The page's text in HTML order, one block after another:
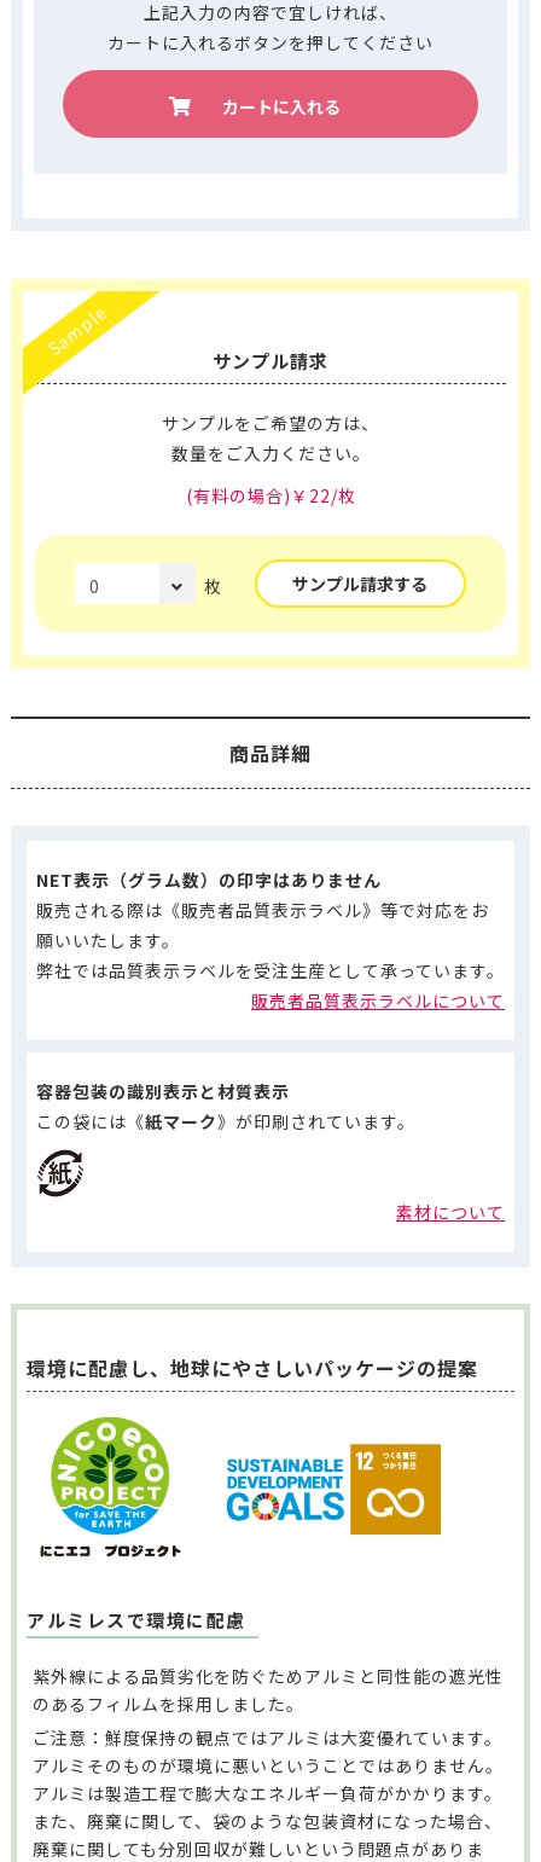
上記入力の内容で宜しければ、
カートに入れるボタンを押してください
カートに入れる
Sample
サンプル請求
サンプルをご希望の方は、
数量をご入力ください。
(有料の場合)￥22/枚
枚 サンプル請求する
商品詳細
NET表示（グラム数）の印字はありません
販売される際は《販売者品質表示ラベル》等で対応をお
願いいたします。
弊社では品質表示ラベルを受注生産として承っています。
販売者品質表示ラベルについて
容器包装の識別表示と材質表示
この袋には《紙マーク》が印刷されています。
素材について
環境に配慮し、地球にやさしいパッケージの提案
アルミレスで環境に配慮
紫外線による品質劣化を防ぐためアルミと同性能の遮光性
のあるフィルムを採用しました。
ご注意：鮮度保持の観点ではアルミは大変優れています。
アルミそのものが環境に悪いということではありません。
アルミは製造工程で膨大なエネルギー負荷がかかります。
また、廃棄に関して、袋のような包装資材になった場合、
廃棄に関しても分別回収が難しいという問題点がありま